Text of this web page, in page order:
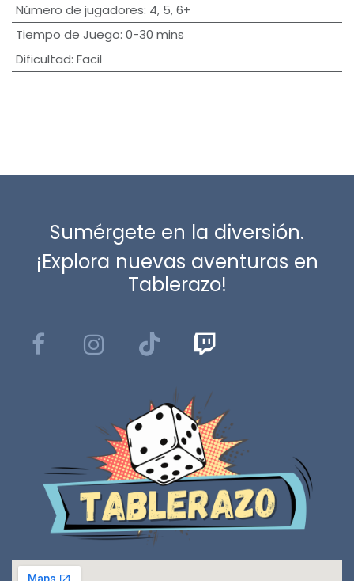
Número de jugadores: 4, 5,6+
Tiempo de Juego: 0-30 mins
Dificultad: Facil
Sumérgete en la diversión.
¡Explora nuevas aventuras en
Tablerazo!